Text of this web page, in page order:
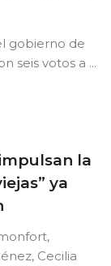
gobierno de
seis votos a ...
la
ya
Cecilia